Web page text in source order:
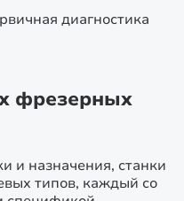
диагностика
фрезерных
и назначения, станки
типов, каждый со